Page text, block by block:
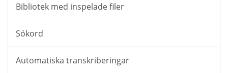
Bibliotek med inspelade filer
Sökord
Automatiska transkriberingar